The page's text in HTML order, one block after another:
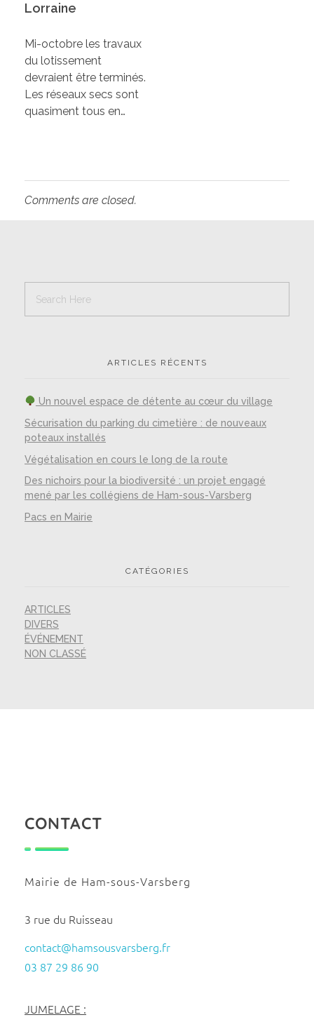
Lorraine
Mi-octobre les travaux
du lotissement
devraient être terminés.
Les réseaux secs sont
quasiment tous en…
Comments are closed.
ARTICLES RÉCENTS
Un nouvel espace de détente au cœur du village
Sécurisation du parking du cimetière : de nouveaux
poteaux installés
Végétalisation en cours le long de la route
Des nichoirs pour la biodiversité : un projet engagé
mené par les collégiens de Ham-sous-Varsberg
Pacs en Mairie
CATÉGORIES
ARTICLES
DIVERS
ÉVÉNEMENT
NON CLASSÉ
CONTACT
Mairie de Ham-sous-Varsberg
3 rue du Ruisseau
contact@hamsousvarsberg.fr
03 87 29 86 90
JUMELAGE :